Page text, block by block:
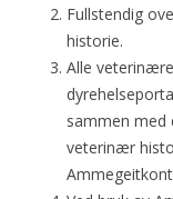
Fullstendig
historie.
Alle
sammen med
veterinær